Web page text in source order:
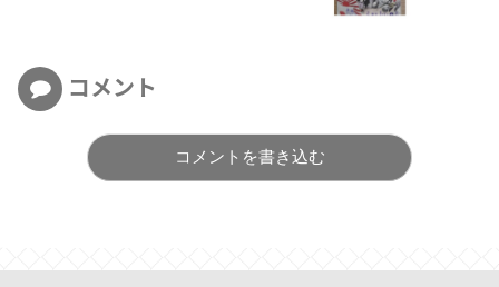
コメント
コメントを書き込む